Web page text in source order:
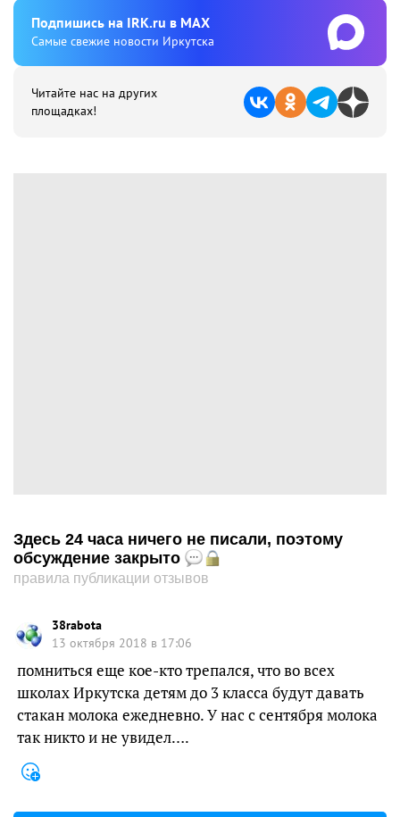
Подпишиcь на IRK.ru в MAX
Cамые свежие новости Иркутска
Читайте нас на других
площадках!
Здесь 24 часа ничего не писали, поэтому
обсуждение закрыто
правила публикации отзывов
38rabota
13 октября 2018 в 17:06
помниться еще кое-кто трепался, что во всех
школах Иркутска детям до 3 класса будут давать
стакан молока ежедневно. У нас с сентября молока
так никто и не увидел….